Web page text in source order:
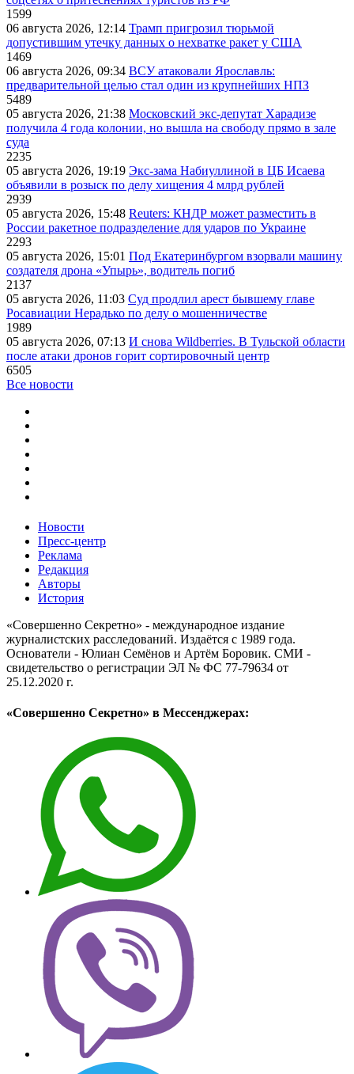
1599
06 августа 2026, 12:14 Трамп пригрозил тюрьмой
допустившим утечку данных о нехватке ракет у США
1469
06 августа 2026, 09:34 ВСУ атаковали Ярославль:
предварительной целью стал один из крупнейших НПЗ
5489
05 августа 2026, 21:38 Московский экс-депутат Харадизе
получила 4 года колонии, но вышла на свободу прямо в зале
суда
2235
05 августа 2026, 19:19 Экс-зама Набиуллиной в ЦБ Исаева
объявили в розыск по делу хищения 4 млрд рублей
2939
05 августа 2026, 15:48 Reuters: КНДР может разместить в
России ракетное подразделение для ударов по Украине
2293
05 августа 2026, 15:01 Под Екатеринбургом взорвали машину
создателя дрона «Упырь», водитель погиб
2137
05 августа 2026, 11:03 Суд продлил арест бывшему главе
Росавиации Нерадько по делу о мошенничестве
1989
05 августа 2026, 07:13 И снова Wildberries. В Тульской области
после атаки дронов горит сортировочный центр
6505
Все новости
Новости
Пресс-центр
Реклама
Редакция
Авторы
История
«Совершенно Секретно» - международное издание
журналистских расследований. Издаётся с 1989 года.
Основатели - Юлиан Семёнов и Артём Боровик. CМИ -
свидетельство о регистрации ЭЛ № ФС 77-79634 от
25.12.2020 г.
«Совершенно Секретно» в Мессенджерах: